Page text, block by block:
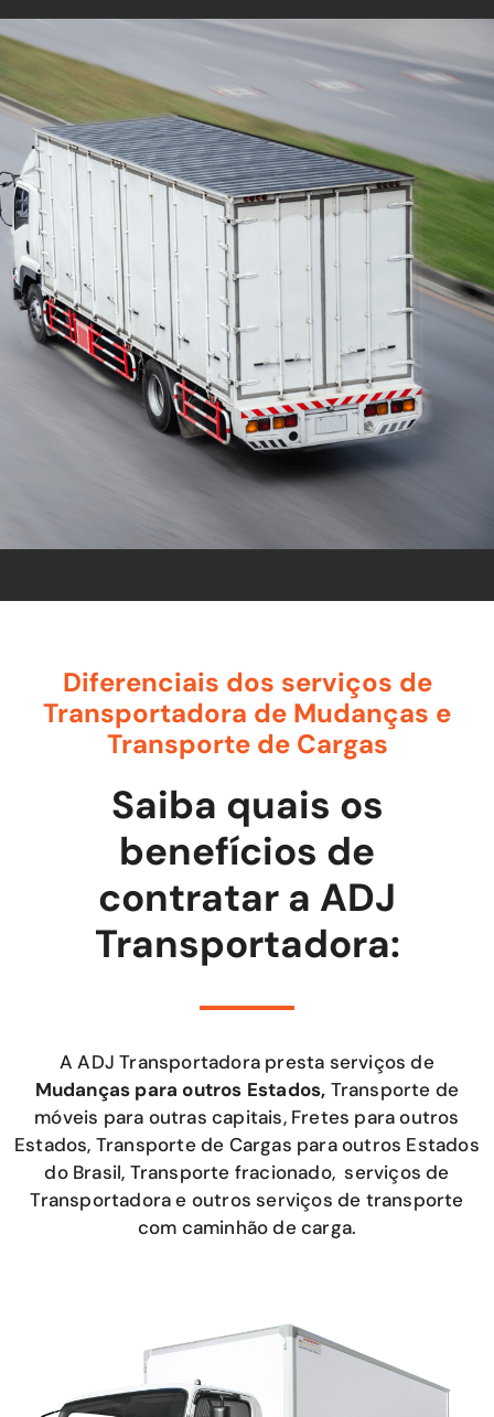
com equipe especializada
e profissionais
cuidadosos
Solicite seu orçamento personalizado e
online sem compromisso com a nossa
equipe, consulte a opção de contratar o
serviço para a região que você deseja
mudar de endereço, deixe tudo conosco e
conte com uma empresa de tradição no
mercado de transporte de móveis.
ORÇAMENTO
Diferenciais dos serviços de
Transportadora de Mudanças e
Transporte de Cargas
Saiba quais os
benefícios de
contratar a ADJ
Transportadora:
A ADJ Transportadora presta serviços de
Mudanças para outros Estados, Transporte de
móveis para outras capitais, Fretes para outros
Estados, Transporte de Cargas para outros Estados
do Brasil, Transporte fracionado, serviços de
Transportadora e outros serviços de transporte
com caminhão de carga.